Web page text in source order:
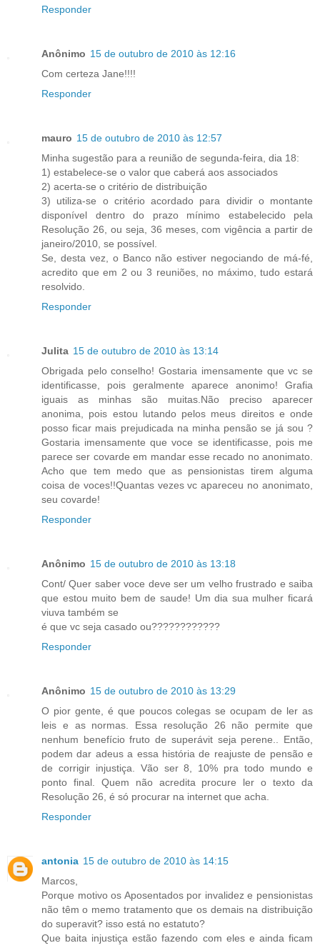
Responder
Anônimo 15 de outubro de 2010 às 12:16
Com certeza Jane!!!!
Responder
mauro 15 de outubro de 2010 às 12:57
Minha sugestão para a reunião de segunda-feira, dia 18:
1) estabelece-se o valor que caberá aos associados
2) acerta-se o critério de distribuição
3) utiliza-se o critério acordado para dividir o montante
disponível dentro do prazo mínimo estabelecido pela
Resolução 26, ou seja, 36 meses, com vigência a partir de
janeiro/2010, se possível.
Se, desta vez, o Banco não estiver negociando de má-fé,
acredito que em 2 ou 3 reuniões, no máximo, tudo estará
resolvido.
Responder
Julita 15 de outubro de 2010 às 13:14
Obrigada pelo conselho! Gostaria imensamente que vc se
identificasse, pois geralmente aparece anonimo! Grafia
iguais as minhas são muitas.Não preciso aparecer
anonima, pois estou lutando pelos meus direitos e onde
posso ficar mais prejudicada na minha pensão se já sou ?
Gostaria imensamente que voce se identificasse, pois me
parece ser covarde em mandar esse recado no anonimato.
Acho que tem medo que as pensionistas tirem alguma
coisa de voces!!Quantas vezes vc apareceu no anonimato,
seu covarde!
Responder
Anônimo 15 de outubro de 2010 às 13:18
Cont/ Quer saber voce deve ser um velho frustrado e saiba
que estou muito bem de saude! Um dia sua mulher ficará
viuva também se
é que vc seja casado ou????????????
Responder
Anônimo 15 de outubro de 2010 às 13:29
O pior gente, é que poucos colegas se ocupam de ler as
leis e as normas. Essa resolução 26 não permite que
nenhum benefício fruto de superávit seja perene.. Então,
podem dar adeus a essa história de reajuste de pensão e
de corrigir injustiça. Vão ser 8, 10% pra todo mundo e
ponto final. Quem não acredita procure ler o texto da
Resolução 26, é só procurar na internet que acha.
Responder
antonia 15 de outubro de 2010 às 14:15
Marcos,
Porque motivo os Aposentados por invalidez e pensionistas
não têm o memo tratamento que os demais na distribuição
do superavit? isso está no estatuto?
Que baita injustiça estão fazendo com eles e ainda ficam